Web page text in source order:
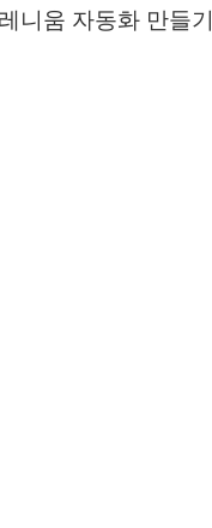
니움 자동화 만들기